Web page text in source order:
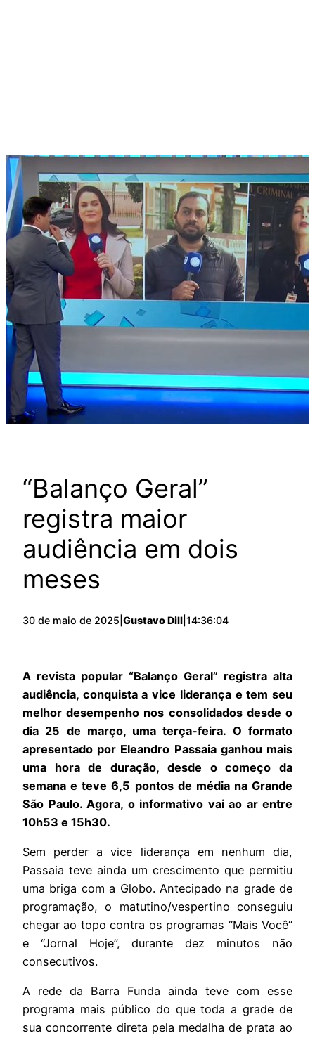
“Balanço Geral”
registra maior
audiência em dois
meses
30 de maio de 2025 Gustavo Dill 14:36:04
A revista popular “Balanço Geral” registra alta
audiência, conquista a vice liderança e tem seu
melhor desempenho nos consolidados desde o
dia 25 de março, uma terça-feira. O formato
apresentado por Eleandro Passaia ganhou mais
uma hora de duração, desde o começo da
semana e teve 6,5 pontos de média na Grande
São Paulo. Agora, o informativo vai ao ar entre
10h53 e 15h30.
Sem perder a vice liderança em nenhum dia,
Passaia teve ainda um crescimento que permitiu
uma briga com a Globo. Antecipado na grade de
programação, o matutino/vespertino conseguiu
chegar ao topo contra os programas “Mais Você”
e “Jornal Hoje”, durante dez minutos não
consecutivos.
A rede da Barra Funda ainda teve com esse
programa mais público do que toda a grade de
sua concorrente direta pela medalha de prata ao